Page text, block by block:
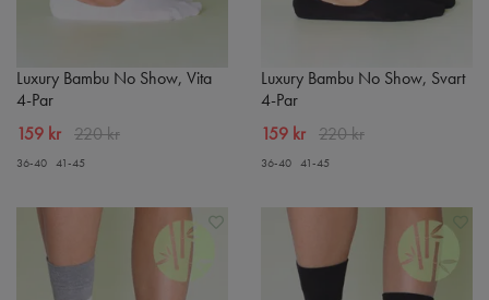
Luxury Bambu No Show, Vita
4-Par
159 kr 220 kr
36-40 41-45
Luxury Bambu No Show, Svart
4-Par
159 kr 220 kr
36-40 41-45